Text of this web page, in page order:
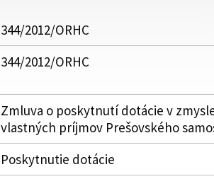
344/2012/ORHC
344/2012/ORHC
Zmluva o poskytnutí dotácie v
vlastných príjmov Prešovského
Poskytnutie dotácie